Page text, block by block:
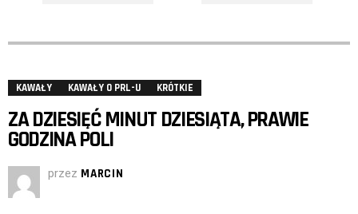
KAWAŁY KAWAŁY O PRL-U KRÓTKIE
ZA DZIESIĘĆ MINUT DZIESIĄTA, PRAWIE
GODZINA POLI
przez MARCIN